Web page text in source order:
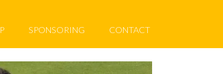
SPONSORING CONTACT